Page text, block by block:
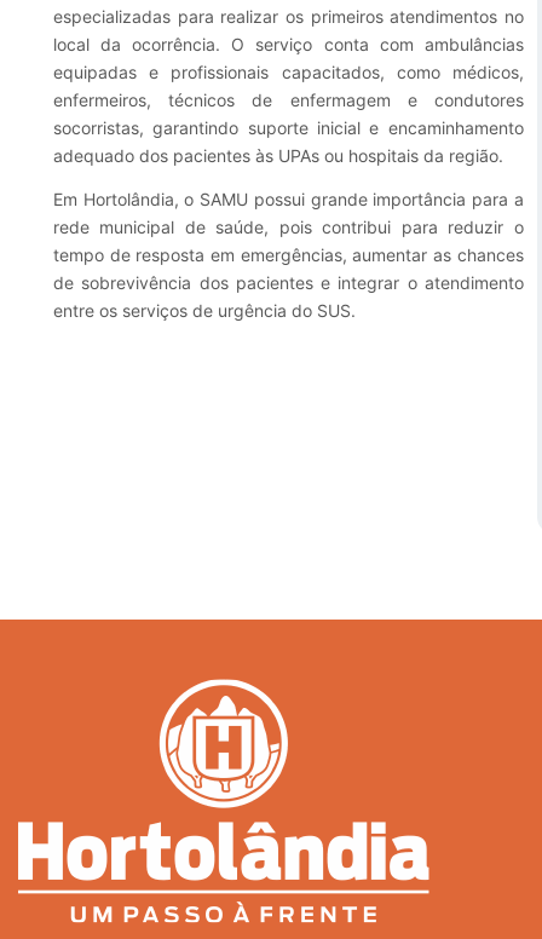
Esporte e Lazer
Finanças
Governo
Habitação
Inclusão e Desenvolvimento Social
Meio Ambiente, Desenvolvimento Sustentável e Assuntos
Climáticos
Tecnologia e Inovação
Notícias Anteriores a 2024
especializadas para realizar os primeiros atendimentos no
local da ocorrência. O serviço conta com ambulâncias
equipadas e profissionais capacitados, como médicos,
enfermeiros, técnicos de enfermagem e condutores
socorristas, garantindo suporte inicial e encaminhamento
adequado dos pacientes às UPAs ou hospitais da região.
Em Hortolândia, o SAMU possui grande importância para a
rede municipal de saúde, pois contribui para reduzir o
tempo de resposta em emergências, aumentar as chances
de sobrevivência dos pacientes e integrar o atendimento
entre os serviços de urgência do SUS.